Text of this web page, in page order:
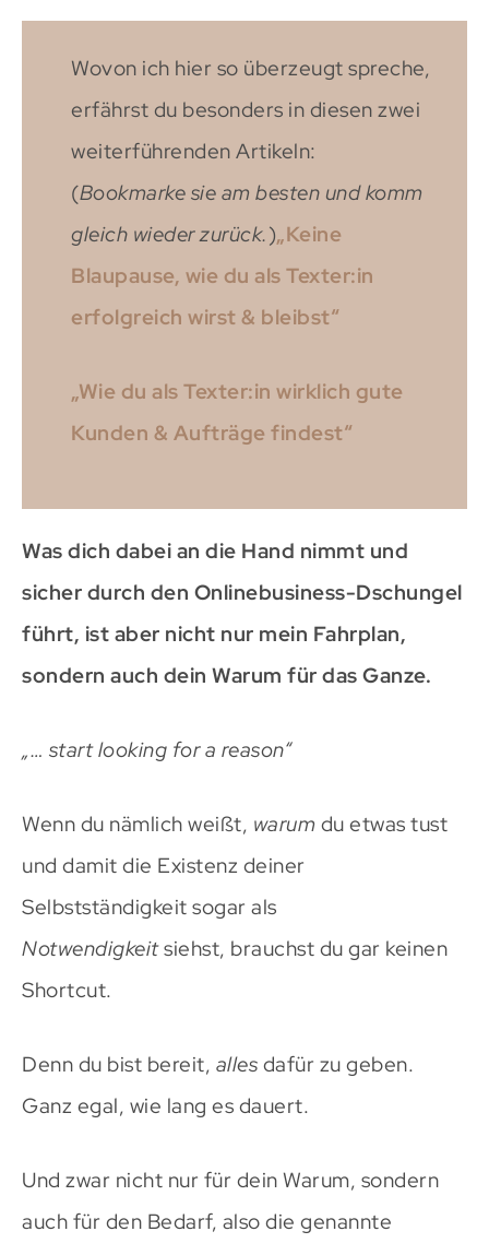
Wovon ich hier so überzeugt spreche,
erfährst du besonders in diesen zwei
weiterführenden Artikeln:
(Bookmarke sie am besten und komm
gleich wieder zurück.)„Keine
Blaupause, wie du als Texter:in
erfolgreich wirst & bleibst“
„Wie du als Texter:in wirklich gute
Kunden & Aufträge findest“
Was dich dabei an die Hand nimmt und
sicher durch den Onlinebusiness-Dschungel
führt, ist aber nicht nur mein Fahrplan,
sondern auch dein Warum für das Ganze.
„… start looking for a reason“
Wenn du nämlich weißt, warum du etwas tust
und damit die Existenz deiner
Selbstständigkeit sogar als
Notwendigkeitsiehst, brauchst du gar keinen
Shortcut.
Denn du bist bereit, alles dafür zu geben.
Ganz egal, wie lang es dauert.
Und zwar nicht nur für dein Warum, sondern
auch für den Bedarf, also die genannte